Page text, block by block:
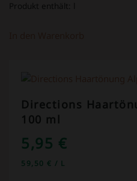
Produkt enthält:
Directions
100 ml
5,95 €
59,50 € / L